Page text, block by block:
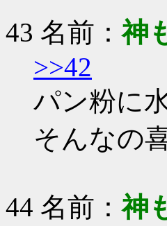
43 名前：神
>>42
パン粉に
そんなの
44 名前：神